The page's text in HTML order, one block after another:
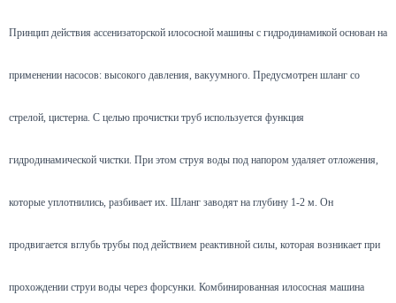
Принцип действия ассенизаторской илососной машины с гидродинамикой основан на
применении насосов: высокого давления, вакуумного. Предусмотрен шланг со
стрелой, цистерна. С целью прочистки труб используется функция
гидродинамической чистки. При этом струя воды под напором удаляет отложения,
которые уплотнились, разбивает их. Шланг заводят на глубину 1-2 м. Он
продвигается вглубь трубы под действием реактивной силы, которая возникает при
прохождении струи воды через форсунки. Комбинированная илососная машина